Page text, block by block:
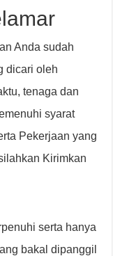
Anda sudah
dicari oleh
tenaga dan
syarat
Pekerjaan yang
Kirimkan
serta hanya
bakal dipanggil